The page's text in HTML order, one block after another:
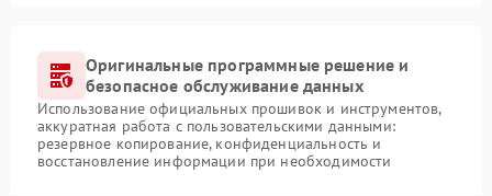
Оригинальные программные решение и
безопасное обслуживание данных
Использование официальных прошивок и инструментов,
аккуратная работа с пользовательскими данными:
резервное копирование, конфиденциальность и
восстановление информации при необходимости